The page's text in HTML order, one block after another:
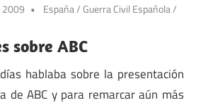
2009 España/Guerra Civil Española/
sobre ABC
hablaba sobre la presentación
de ABC y para remarcar aún más